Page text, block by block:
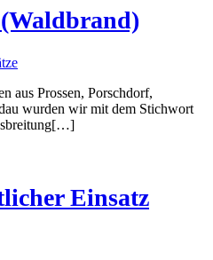
aus Prossen, Porschdorf,
wurden wir mit dem Stichwort
Einsatz